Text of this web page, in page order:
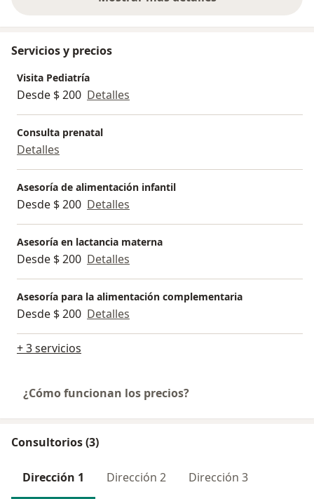
sobre la experiencia
Servicios y precios
Visita Pediatría
Desde $ 200 Detalles
Consulta prenatal
Detalles
Asesoría de alimentación infantil
Desde $ 200 Detalles
Asesoría en lactancia materna
Desde $ 200 Detalles
Asesoría para la alimentación complementaria
Desde $ 200 Detalles
+ 3 servicios
¿Cómo funcionan los precios?
Consultorios (3)
Dirección 1 Dirección 2 Dirección 3